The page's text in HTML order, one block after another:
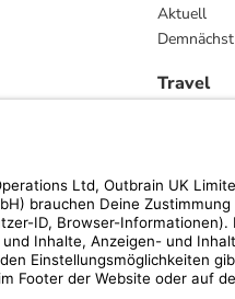
Aktuell
Demnächst
Travel